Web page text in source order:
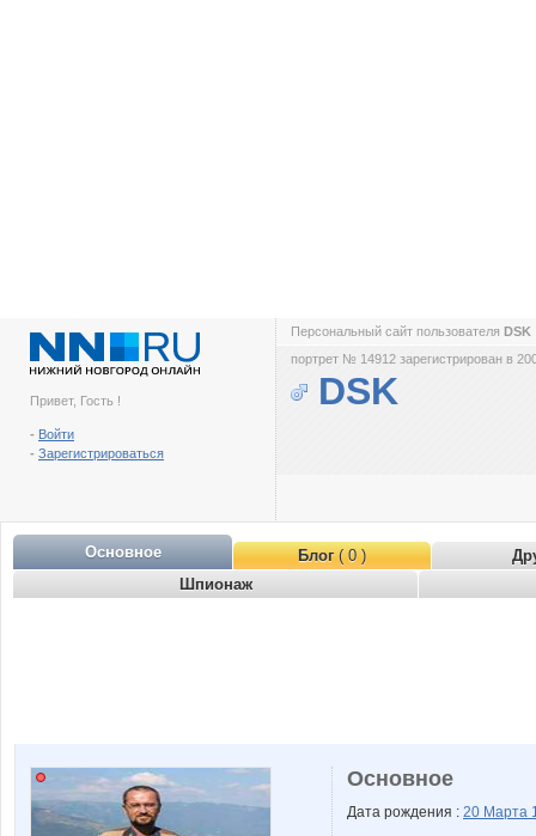
Привет, Гость !
- Войти
- Зарегистрироваться
Персональный сайт пользователя DSK
портрет № 14912 зарегистрирован в
DSK
Основное Блог( 0 )
Шпионаж
Основное
Дата рождения : 20 Марта